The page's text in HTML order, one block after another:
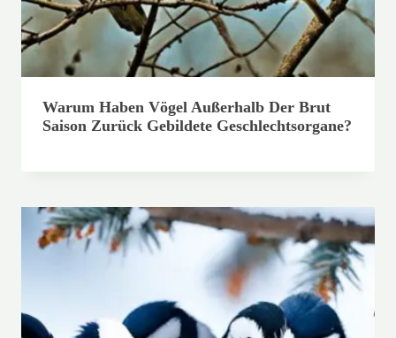
Warum Haben Vögel Außerhalb Der Brut
Saison Zurück Gebildete Geschlechtsorgane?